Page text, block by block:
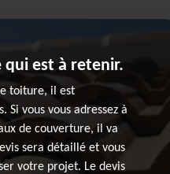
qui est à retenir.
toiture, il est
Si vous vous adressez à
de couverture, il va
sera détaillé et vous
votre projet. Le devis